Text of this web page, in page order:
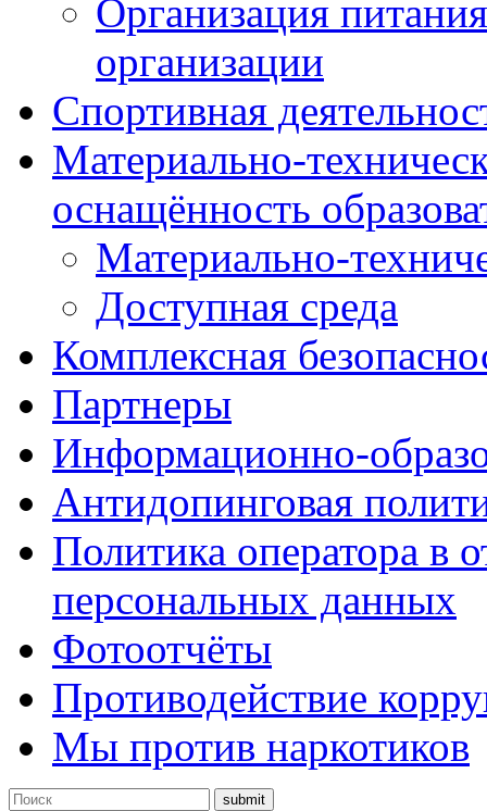
Организация
организации
Спортивная
Материально-
оснащённость
Материально-
Доступная среда
Комплексная
Партнеры
Информационно-
Антидопинговая
Политика оператора в
персональных данных
Фотоотчёты
Противодействие
Мы против наркотиков